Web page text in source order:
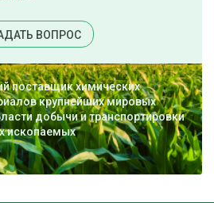
К04
cкачать TDS
ВОПРОС
поставщик химических
крупнейших мировых
добычи и транспортировки
ископаемых